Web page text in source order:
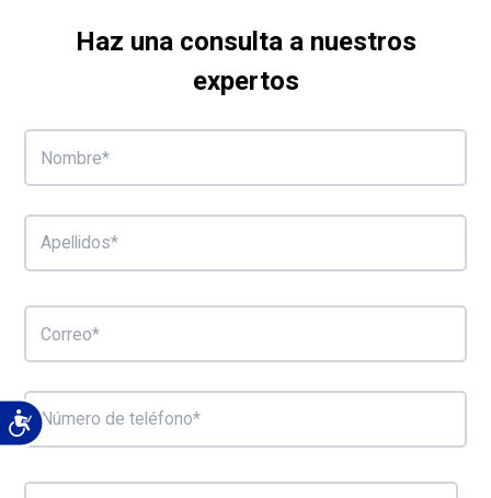
Haz una consulta a nuestros
expertos